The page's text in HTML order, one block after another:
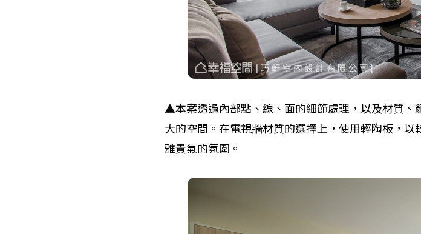
▲本案透過內部點、線、面的細節處理，以及材質、
大的空間。在電視牆材質的選擇上，使用輕陶板，
雅貴氣的氛圍。